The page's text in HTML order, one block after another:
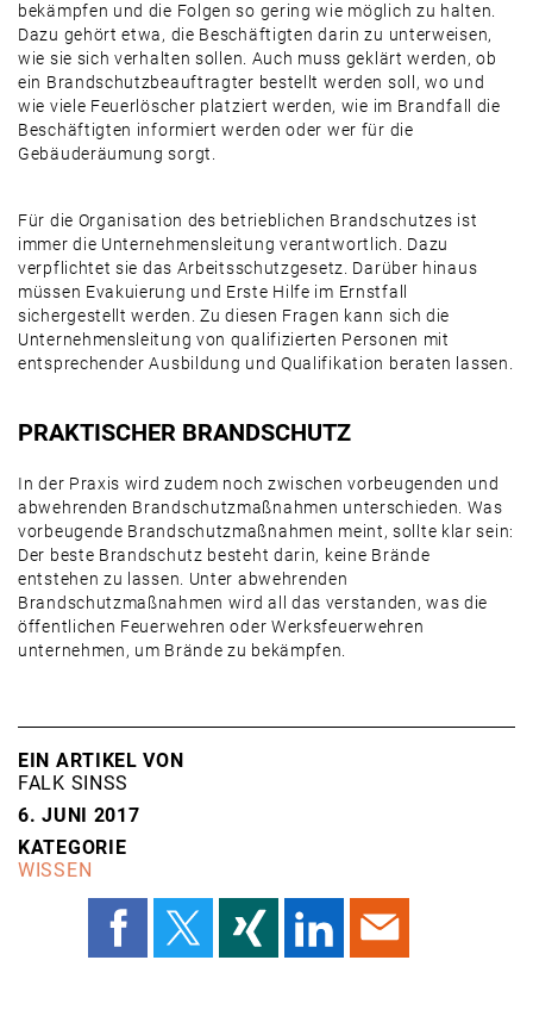
bekämpfen und die Folgen so gering wie möglich zu halten.
Dazu gehört etwa, die Beschäftigten darin zu unterweisen,
wie sie sich verhalten sollen. Auch muss geklärt werden, ob
ein Brandschutzbeauftragter bestellt werden soll, wo und
wie viele Feuerlöscher platziert werden, wie im Brandfall die
Beschäftigten informiert werden oder wer für die
Gebäuderäumung sorgt.
Für die Organisation des betrieblichen Brandschutzes ist
immer die Unternehmensleitung verantwortlich. Dazu
verpflichtet sie das Arbeitsschutzgesetz. Darüber hinaus
müssen Evakuierung und Erste Hilfe im Ernstfall
sichergestellt werden. Zu diesen Fragen kann sich die
Unternehmensleitung von qualifizierten Personen mit
entsprechender Ausbildung und Qualifikation beraten lassen.
PRAKTISCHER BRANDSCHUTZ
In der Praxis wird zudem noch zwischen vorbeugenden und
abwehrenden Brandschutzmaßnahmen unterschieden. Was
vorbeugende Brandschutzmaßnahmen meint, sollte klar sein:
Der beste Brandschutz besteht darin, keine Brände
entstehen zu lassen. Unter abwehrenden
Brandschutzmaßnahmen wird all das verstanden, was die
öffentlichen Feuerwehren oder Werksfeuerwehren
unternehmen, um Brände zu bekämpfen.
EIN ARTIKEL VON
FALK SINSS
6. JUNI 2017
KATEGORIE
WISSEN